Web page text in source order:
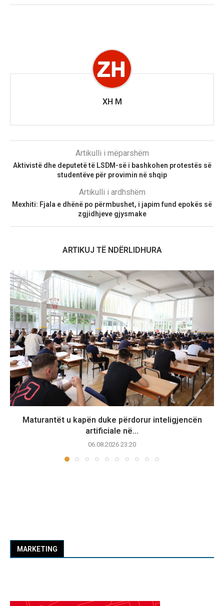
XH M
Artikulli i mëparshëm
Aktivistë dhe deputetë të LSDM-së i bashkohen protestës së
studentëve për provimin në shqip
Artikulli i ardhshëm
Mexhiti: Fjala e dhënë po përmbushet, i japim fund epokës së
zgjidhjeve gjysmake
ARTIKUJ TË NDËRLIDHURA
Maturantët u kapën duke përdorur inteligjencën
artificiale në...
06.08.2026 23:20
MARKETING